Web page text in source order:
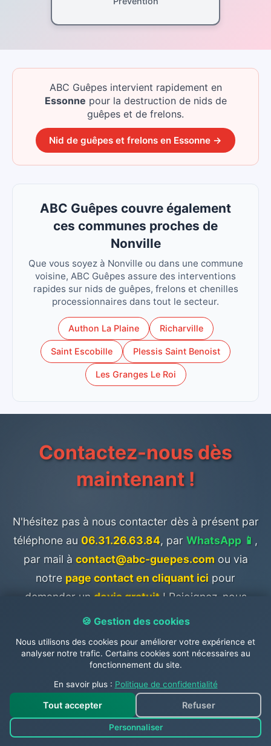
ABC Guêpes intervient rapidement en
Essonne pour la destruction de nids de
guêpes et de frelons.
Nid de guêpes et frelons en Essonne →
ABC Guêpes couvre également
ces communes proches de
Nonville
Que vous soyez à Nonville ou dans une commune
voisine, ABC Guêpes assure des interventions
rapides sur nids de guêpes, frelons et chenilles
processionnaires dans tout le secteur.
Authon La Plaine Richarville
Saint Escobille Plessis Saint Benoist
Les Granges Le Roi
Contactez-nous dès
maintenant !
N'hésitez pas à nous contacter dès à présent par
téléphone au 06.31.26.63.84, par WhatsApp 📱 ,
par mail à contact@abc-guepes.com ou via
notre page contact en cliquant ici pour
demander un devis gratuit ! Rejoignez-nous
également sur les réseaux sociaux sur notre
N'attendez plus et faites appel à un
professionnel pour vous débarrasser
en toute sécurité de ces insectes.
🍪 Gestion des cookies
Nous utilisons des cookies pour améliorer votre expérience et
analyser notre trafic. Certains cookies sont nécessaires au
fonctionnement du site.
En savoir plus : Politique de confidentialité
Tout accepter
Personnaliser
Refuser